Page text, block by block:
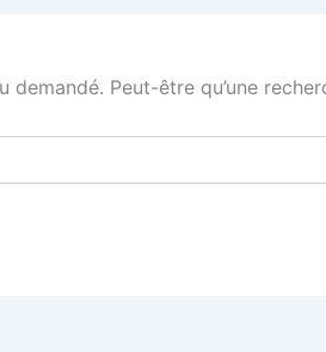
Peut-être qu’une